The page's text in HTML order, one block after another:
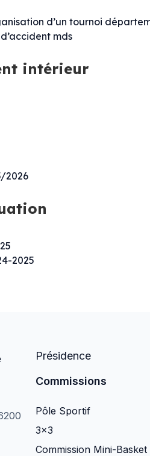
d’un tournoi
mds
intérieur
2026
2025
Présidence
Commissions
Pôle Sportif
3×3
Commission Mini-Basket